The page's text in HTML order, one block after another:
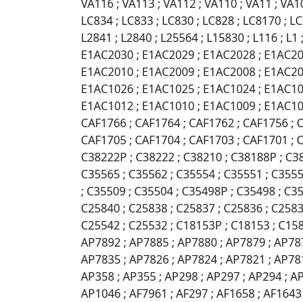
VA116 ; VA113 ; VA112 ; VA110 ; VA11 ;
LC834 ; LC833 ; LC830 ; LC828 ; LC8170 ;
L2841 ; L2840 ; L25564 ; L15830 ; L116 ;
E1AC2030 ; E1AC2029 ; E1AC2028 ;
E1AC2010 ; E1AC2009 ; E1AC2008 ;
E1AC1026 ; E1AC1025 ; E1AC1024 ;
E1AC1012 ; E1AC1010 ; E1AC1009 ;
CAF1766 ; CAF1764 ; CAF1762 ; CAF1756 ;
CAF1705 ; CAF1704 ; CAF1703 ; CAF1701
C38222P ; C38222 ; C38210 ; C38188P ;
C35565 ; C35562 ; C35554 ; C35551 ;
; C35509 ; C35504 ; C35498P ; C35498 ;
C25840 ; C25838 ; C25837 ; C25836 ;
C25542 ; C25532 ; C18153P ; C18153 ;
AP7892 ; AP7885 ; AP7880 ; AP7879 ;
AP7835 ; AP7826 ; AP7824 ; AP7821 ;
AP358 ; AP355 ; AP298 ; AP297 ; AP294 ;
AP1046 ; AF7961 ; AF297 ; AF1658 ;